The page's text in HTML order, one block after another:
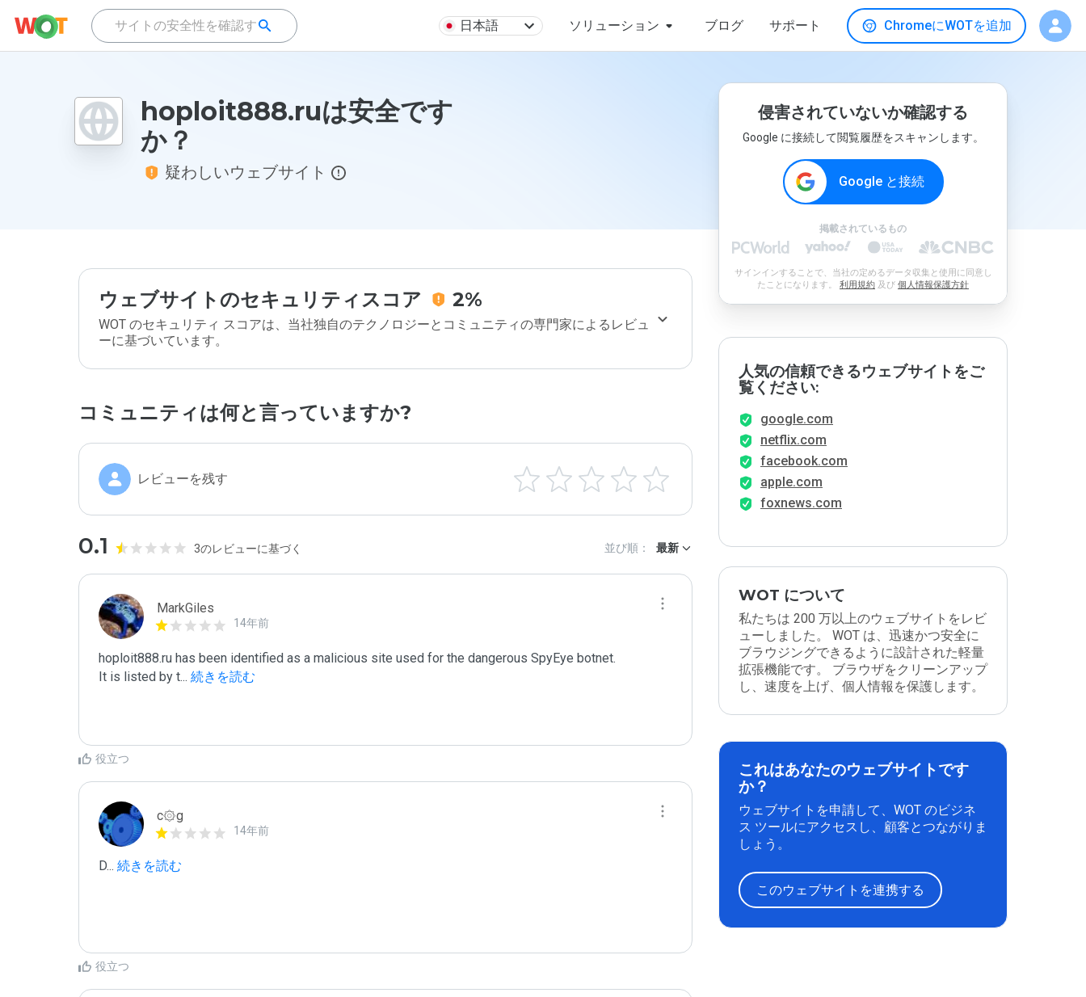
日本語 ソリューション ブログ サポート ChromeにWOTを追加
hoploit888.ruは安全です
か？
疑わしいウェブサイト
ウェブサイトのセキュリティスコア 2%
WOT のセキュリティ スコアは、当社独自のテクノロジーとコミュニティの専門家によるレビュ
ーに基づいています。
コミュニティは何と言っていますか?
レビューを残す
0.1 3のレビューに基づく 並び順： 最新
MarkGiles
14年前
hoploit888.ru has been identified as a malicious site used for the dangerous SpyEye botnet.
It is listed by t... 続きを読む
役立つ
c۞g
14年前
D... 続きを読む
役立つ
侵害されていないか確認する
Google に接続して閲覧履歴をスキャンします。
Google と接続
掲載されているもの
サインインすることで、当社の定めるデータ収集と使用に同意し
たことになります。 利用規約 及び 個人情報保護方針
人気の信頼できるウェブサイトをご
覧ください:
google.com
netflix.com
facebook.com
apple.com
foxnews.com
WOT について
私たちは 200 万以上のウェブサイトをレビ
ューしました。 WOT は、迅速かつ安全に
ブラウジングできるように設計された軽量
拡張機能です。 ブラウザをクリーンアップ
し、速度を上げ、個人情報を保護します。
これはあなたのウェブサイトです
か？
ウェブサイトを申請して、WOT のビジネ
ス ツールにアクセスし、顧客とつながりま
しょう。
このウェブサイトを連携する